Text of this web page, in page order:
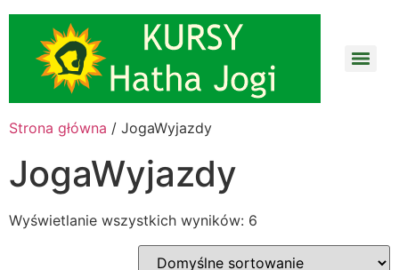
Strona główna / JogaWyjazdy
JogaWyjazdy
Wyświetlanie wszystkich wyników: 6